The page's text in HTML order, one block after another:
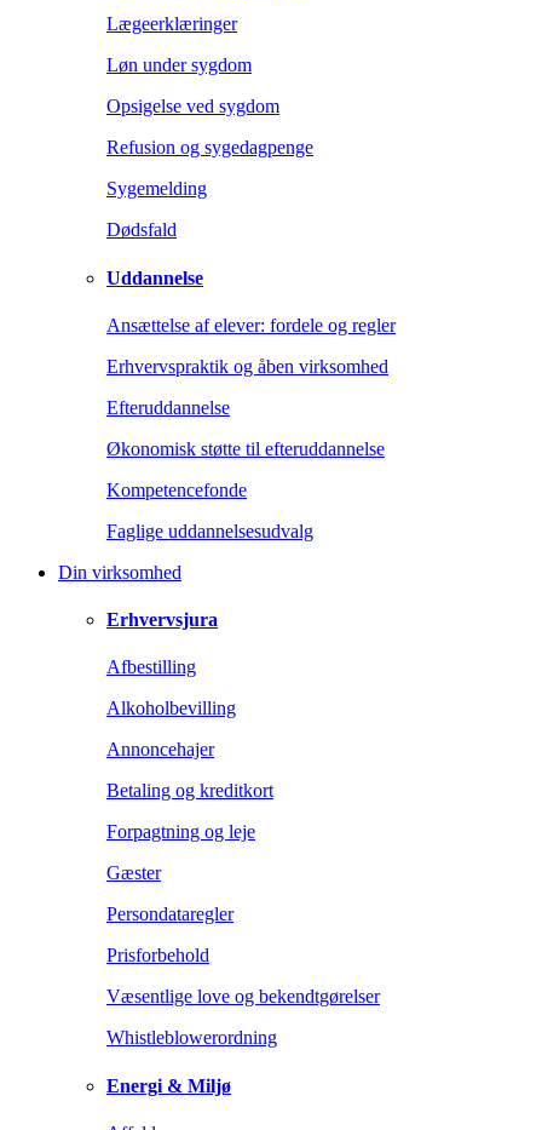
Lægeerklæringer
Løn under sygdom
Opsigelse ved sygdom
Refusion og sygedagpenge
Sygemelding
Dødsfald
Uddannelse
Ansættelse af elever: fordele og regler
Erhvervspraktik og åben virksomhed
Efteruddannelse
Økonomisk støtte til efteruddannelse
Kompetencefonde
Faglige uddannelsesudvalg
Din virksomhed
Erhvervsjura
Afbestilling
Alkoholbevilling
Annoncehajer
Betaling og kreditkort
Forpagtning og leje
Gæster
Persondataregler
Prisforbehold
Væsentlige love og bekendtgørelser
Whistleblowerordning
Energi & Miljø